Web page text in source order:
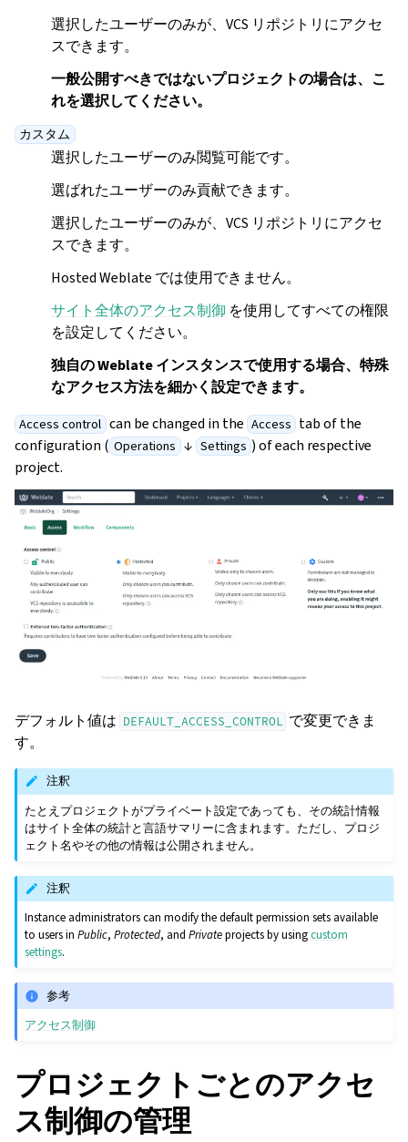
navigation of 導入方法
選択したユーザーのみが、VCS リポジトリにアクセ
スできます。
一般公開すべきではないプロジェクトの場合は、こ
れを選択してください。
カスタム
選択したユーザーのみ閲覧可能です。
選ばれたユーザーのみ貢献できます。
選択したユーザーのみが、VCS リポジトリにアクセ
スできます。
Hosted Weblate では使用できません。
サイト全体のアクセス制御 を使用してすべての権限
を設定してください。
独自の Weblate インスタンスで使用する場合、特殊
なアクセス方法を細かく設定できます。
Access control can be changed in the Access tab of the
configuration ( Operations ↓ Settings ) of each respective
project.
デフォルト値は DEFAULT_ACCESS_CONTROL で変更できま
す。
注釈
たとえプロジェクトがプライベート設定であっても、その統計情報
はサイト全体の統計と言語サマリーに含まれます。ただし、プロジ
ェクト名やその他の情報は公開されません。
注釈
Instance administrators can modify the default permission sets available
to users inPublic,Protected, andPrivateprojects by usingcustom
settings.
参考
アクセス制御
プロジェクトごとのアクセ
ス制御の管理